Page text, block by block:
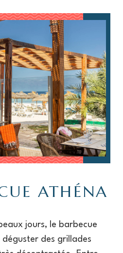
ATHÉNA
jours, le barbecue
des grillades